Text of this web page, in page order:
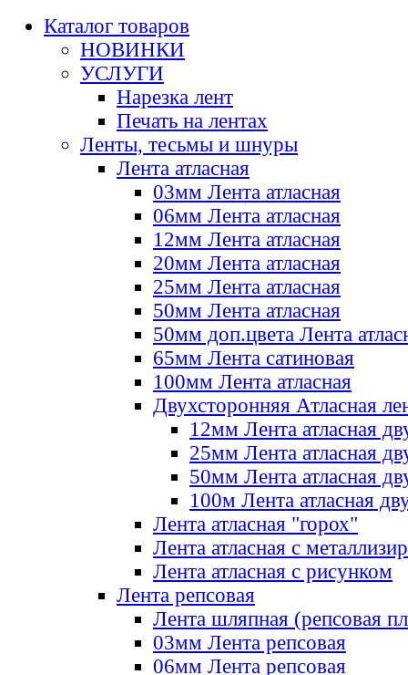
Каталог товаров
НОВИНКИ
УСЛУГИ
Нарезка лент
Печать на лентах
Ленты, тесьмы и шнуры
Лента атласная
03мм Лента атласная
06мм Лента атласная
12мм Лента атласная
20мм Лента атласная
25мм Лента атласная
50мм Лента атласная
50мм доп.цвета Лента
65мм Лента сатиновая
100мм Лента атласная
Двухсторонняя Атласная
12мм Лента атласная
25мм Лента атласная
50мм Лента атласная
100м Лента атласная
Лента атласная "горох"
Лента атласная с
Лента атласная с рисунком
Лента репсовая
Лента шляпная (репсовая
03мм Лента репсовая
06мм Лента репсовая